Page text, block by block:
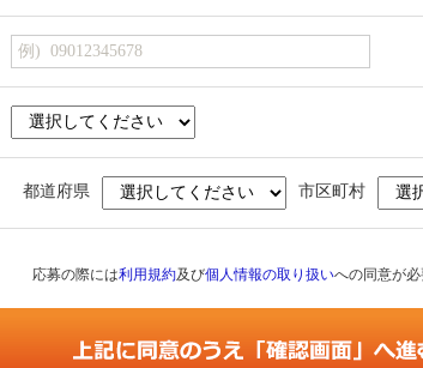
都道府県 市区町村
応募の際には利用規約及び個人情報の取り扱いへの同意が必